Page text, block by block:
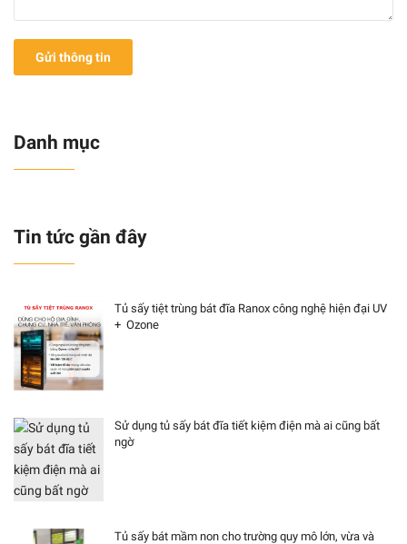
Gửi thông tin
Danh mục
Tin tức gần đây
Tủ sấy tiệt trùng bát đĩa Ranox công nghệ hiện đại UV
+ Ozone
Sử dụng tủ sấy bát đĩa tiết kiệm điện mà ai cũng bất
ngờ
Tủ sấy bát mầm non cho trường quy mô lớn, vừa và